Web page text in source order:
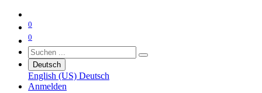
0
0
Deutsch
English (US) Deutsch
Anmelden